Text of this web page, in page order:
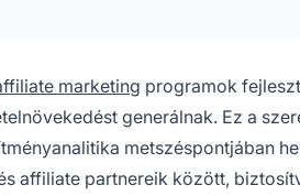
marketing programok
generálnak. Ez a
metszéspontjában
affiliate partnereik között,